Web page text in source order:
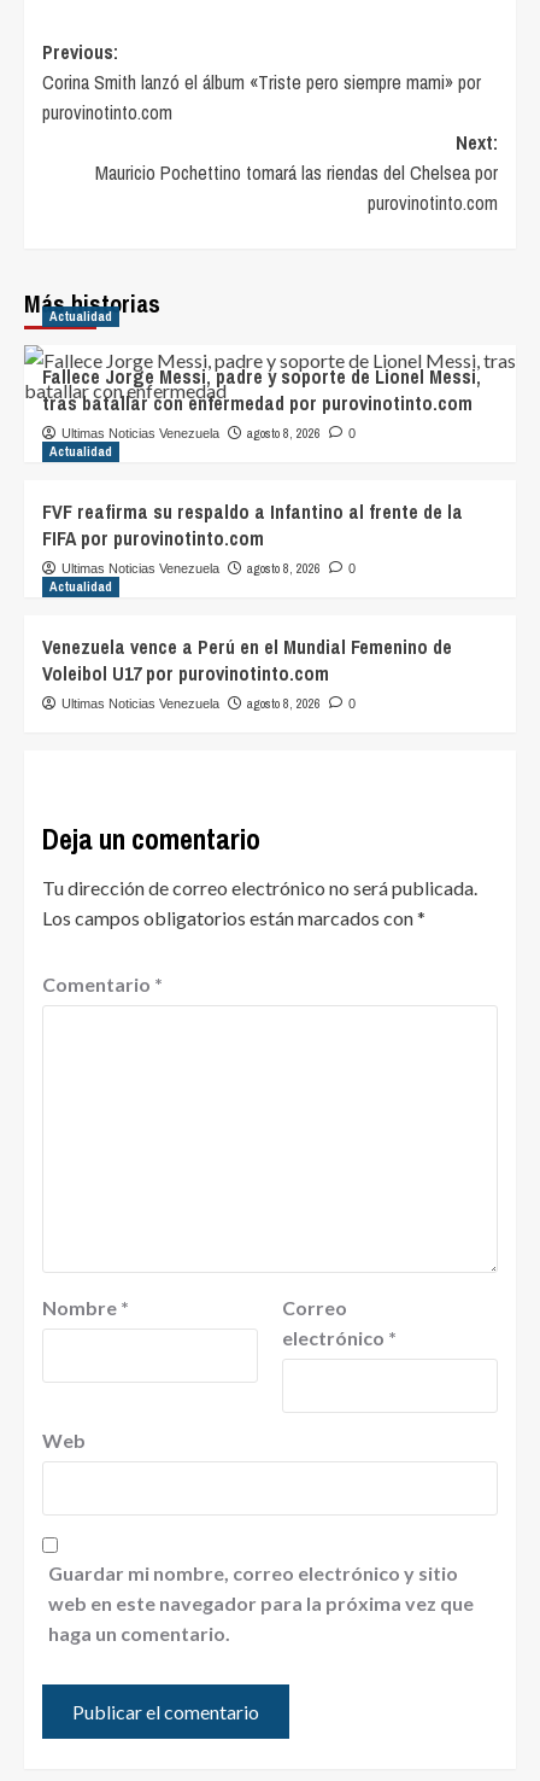
Post
navigation
Previous:
Corina Smith lanzó el álbum «Triste pero siempre mami» por
purovinotinto.com
Next:
Mauricio Pochettino tomará las riendas del Chelsea por
purovinotinto.com
Más historias
Actualidad
Fallece Jorge Messi, padre y soporte de Lionel Messi,
tras batallar con enfermedad por purovinotinto.com
Ultimas Noticias Venezuela agosto 8, 2026 0
Actualidad
FVF reafirma su respaldo a Infantino al frente de la
FIFA por purovinotinto.com
Ultimas Noticias Venezuela agosto 8, 2026 0
Actualidad
Venezuela vence a Perú en el Mundial Femenino de
Voleibol U17 por purovinotinto.com
Ultimas Noticias Venezuela agosto 8, 2026 0
Deja un comentario
Tu dirección de correo electrónico no será publicada.
Los campos obligatorios están marcados con*
Comentario *
Nombre *
Correo
electrónico *
Web
Guardar mi nombre, correo electrónico y sitio
web en este navegador para la próxima vez que
haga un comentario.